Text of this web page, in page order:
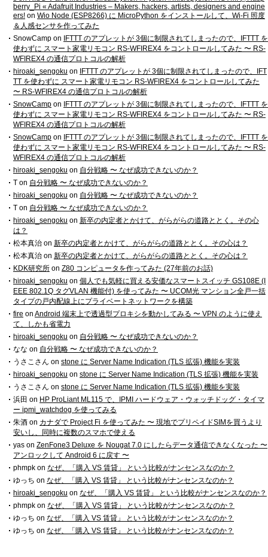
berry_Pi « Adafruit Industries – Makers, hackers, artists, designers and engine
ers! on Wio Node (ESP8266) に MicroPython をインストールして、Wi-Fi 照度
＆人感センサを作ってみた
SnowCamp on
IFTTT のアプレットが 3個に制限されてしまったので、IFTTT を
使わずに スマート家電リモコン RS-WFIREX4 をコントロールしてみた 〜 RS-
WFIREX4 の通信プロトコルの解析
hiroaki_sengoku on
IFTTT のアプレットが 3個に制限されてしまったので、IFT
TT を使わずに スマート家電リモコン RS-WFIREX4 をコントロールしてみた
〜 RS-WFIREX4 の通信プロトコルの解析
SnowCamp on
IFTTT のアプレットが 3個に制限されてしまったので、IFTTT を
使わずに スマート家電リモコン RS-WFIREX4 をコントロールしてみた 〜 RS-
WFIREX4 の通信プロトコルの解析
SnowCamp on
IFTTT のアプレットが 3個に制限されてしまったので、IFTTT を
使わずに スマート家電リモコン RS-WFIREX4 をコントロールしてみた 〜 RS-
WFIREX4 の通信プロトコルの解析
hiroaki_sengoku on 自分戦略 〜 なぜ成功できないのか？
T on 自分戦略 〜 なぜ成功できないのか？
hiroaki_sengoku on 自分戦略 〜 なぜ成功できないのか？
T on 自分戦略 〜 なぜ成功できないのか？
hiroaki_sengoku on 新卒の内定者とかけて、がらがらの道路ととく。その心
は？
松本真治 on 新卒の内定者とかけて、がらがらの道路ととく。その心は？
松本真治 on 新卒の内定者とかけて、がらがらの道路ととく。その心は？
KDK研究所 on Z80 コンピュータを作ってみた (27年前のお話)
hiroaki_sengoku on 個人でも気軽に買える安価なスマートスイッチ GS108E (I
EEE 802.1Q タグVLAN 機能付) を使ってみた 〜 UCOM光 マンション全戸一括
タイプの戸内配線上にプライベートネットワークを構築
fire on Android 端末上で透過型プロキシを動かしてみる 〜 VPN のように使え
て、しかも省電力
hiroaki_sengoku on 自分戦略 〜 なぜ成功できないのか？
なな on 自分戦略 〜 なぜ成功できないのか？
うさこさん on stone に Server Name Indication (TLS 拡張) 機能を実装
hiroaki_sengoku on stone に Server Name Indication (TLS 拡張) 機能を実装
うさこさん on stone に Server Name Indication (TLS 拡張) 機能を実装
浜田 on HP ProLiant ML115 で、IPMI ハードウェア・ウォッチドッグ・タイマ
ー ipmi_watchdog を使ってみる
朱酒 on カナダで Project Fi を使ってみた 〜 現地でプリペイドSIMを買うより
安いし、同時に複数のスマホで使える
yas on ZenFone3 Deluxe を Nougat 7.0 にしたらデータ通信できなくなった 〜
アンロックして Android 6 に戻す 〜
phmpk on なぜ、「購入 VS 賃貸」 という比較がナンセンスなのか？
ゆっち on なぜ、「購入 VS 賃貸」 という比較がナンセンスなのか？
hiroaki_sengoku on なぜ、「購入 VS 賃貸」 という比較がナンセンスなのか？
phmpk on なぜ、「購入 VS 賃貸」 という比較がナンセンスなのか？
ゆっち on なぜ、「購入 VS 賃貸」 という比較がナンセンスなのか？
ゆっち on なぜ、「購入 VS 賃貸」 という比較がナンセンスなのか？